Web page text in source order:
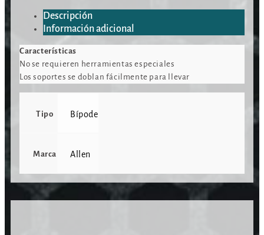
Descripción
Información adicional
Características
No se requieren herramientas especiales
Los soportes se doblan fácilmente para llevar
Tipo Bípode
Marca Allen